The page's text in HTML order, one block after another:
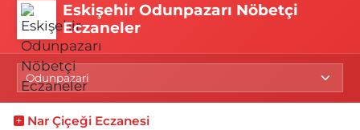
Eskişehir Odunpazarı Nöbetçi
Eczaneler
Nar Çiçeği Eczanesi